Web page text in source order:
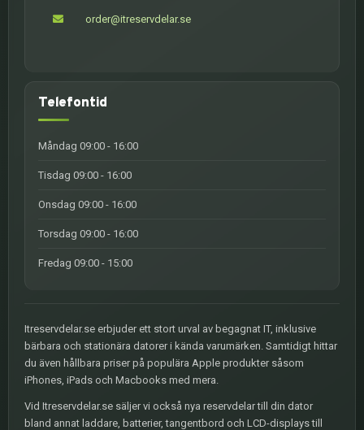
order@itreservdelar.se
Telefontid
Måndag 09:00 - 16:00
Tisdag 09:00 - 16:00
Onsdag 09:00 - 16:00
Torsdag 09:00 - 16:00
Fredag 09:00 - 15:00
Itreservdelar.se erbjuder ett stort urval av begagnat IT, inklusive
bärbara och stationära datorer i kända varumärken. Samtidigt hittar
du även hållbara priser på populära Apple produkter såsom
iPhones, iPads och Macbooks med mera.
Vid Itreservdelar.se säljer vi också nya reservdelar till din dator
bland annat laddare, batterier, tangentbord och LCD-displays till